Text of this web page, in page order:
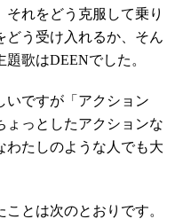
れをどう克服して乗り
どう受け入れるか、そん
歌はDEENでした。
ですが「アクション
ょっとしたアクションな
わたしのような人でも大
とは次のとおりです。